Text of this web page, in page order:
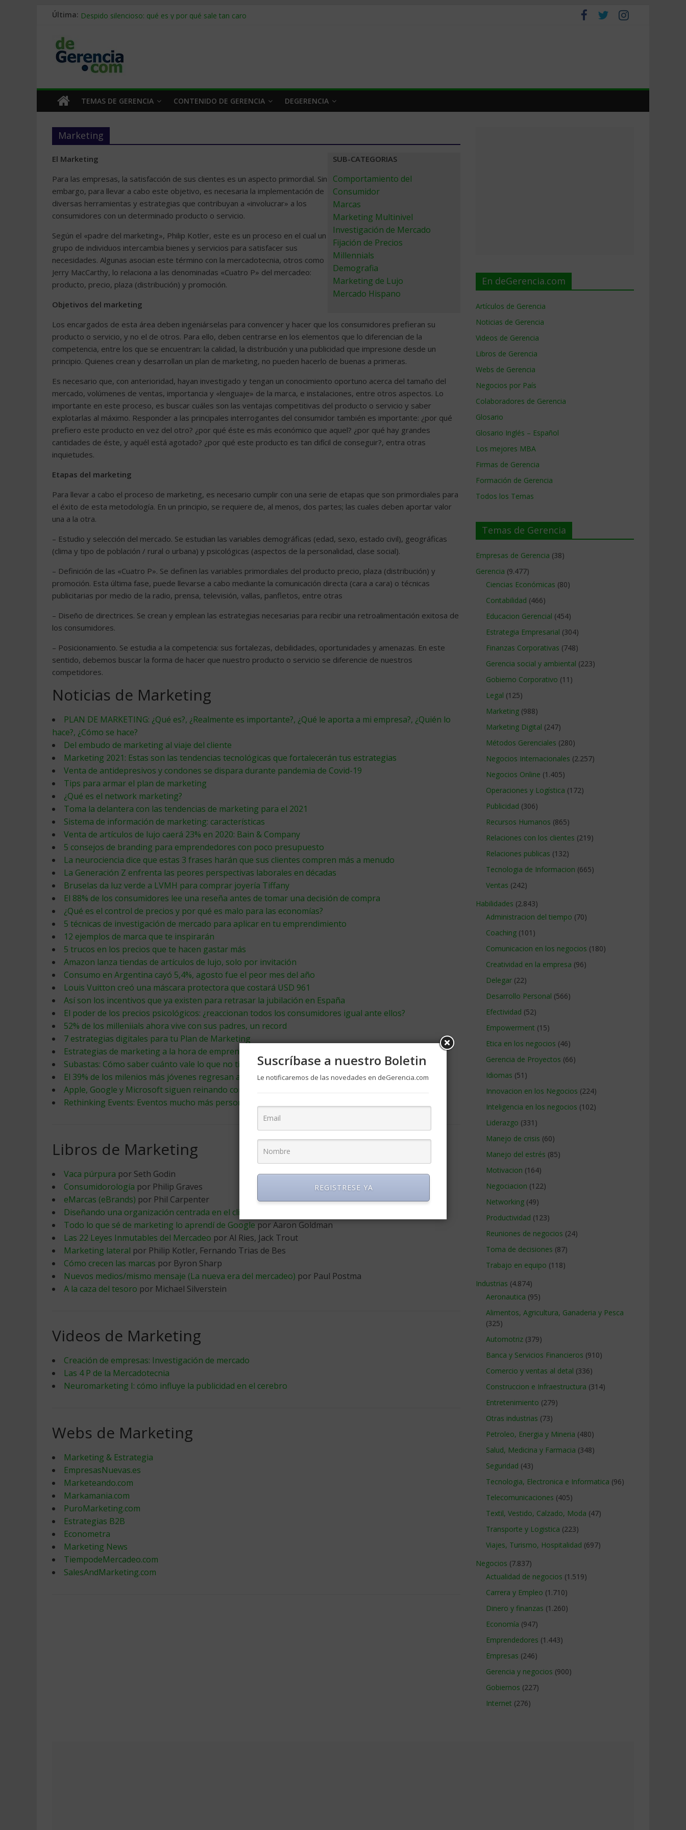
Última: Stablecoins para empresas: cómo pagar y cobrar en 2026
Trabajo forzoso en la cadena de suministro: qué hacer
Mercado hispano de EE. UU.: cómo segmentarlo y venderle
TEMAS DE GERENCIA CONTENIDO DE GERENCIA DEGERENCIA
Marketing
SUB-CATEGORIAS
Comportamiento del
Consumidor
Marcas
Marketing Multinivel
Investigación de Mercado
Fijación de Precios
Millennials
Demografia
Marketing de Lujo
Mercado Hispano
El Marketing
Para las empresas, la satisfacción de sus clientes es un aspecto primordial. Sin
embargo, para llevar a cabo este objetivo, es necesaria la implementación de
diversas herramientas y estrategias que contribuyan a «involucrar» a los
consumidores con un determinado producto o servicio.
Según el «padre del marketing», Philip Kotler, este es un proceso en el cual un
grupo de individuos intercambia bienes y servicios para satisfacer sus
necesidades. Algunas asocian este término con la mercadotecnia, otros como
Jerry MacCarthy, lo relaciona a las denominadas «Cuatro P» del mercadeo:
producto, precio, plaza (distribución) y promoción.
Objetivos del marketing
Los encargados de esta área deben ingeniárselas para convencer y hacer que los consumidores prefieran su
producto o servicio, y no el de otros. Para ello, deben centrarse en los elementos que lo diferencian de la
competencia, entre los que se encuentran: la calidad, la distribución y una publicidad que impresione desde un
principio. Quienes crean y desarrollan un plan de marketing, no pueden hacerlo de buenas a primeras.
Es necesario que, con anterioridad, hayan investigado y tengan un conocimiento oportuno acerca del tamaño del
mercado, volúmenes de ventas, importancia y «lenguaje» de la marca, e instalaciones, entre otros aspectos. Lo
importante en este proceso, es buscar cuáles son las ventajas competitivas del producto o servicio y saber
explotarlas al máximo. Responder a las principales interrogantes del consumidor también es importante: ¿por qué
prefiero este producto en vez del otro? ¿por qué éste es más económico que aquel? ¿por qué hay grandes
cantidades de éste, y aquél está agotado? ¿por qué este producto es tan difícil de conseguir?, entra otras
inquietudes.
Etapas del marketing
Para llevar a cabo el proceso de marketing, es necesario cumplir con una serie de etapas que son primordiales para
el éxito de esta metodología. En un principio, se requiere de, al menos, dos partes; las cuales deben aportar valor
una a la otra.
– Estudio y selección del mercado. Se estudian las variables demográficas (edad, sexo, estado civil), geográficas
(clima y tipo de población / rural o urbana) y psicológicas (aspectos de la personalidad, clase social).
– Definición de las «Cuatro P». Se definen las variables primordiales del producto precio, plaza (distribución) y
promoción. Esta última fase, puede llevarse a cabo mediante la comunicación directa (cara a cara) o técnicas
publicitarias por medio de la radio, prensa, televisión, vallas, panfletos, entre otras
– Diseño de directrices. Se crean y emplean las estrategias necesarias para recibir una retroalimentación exitosa de
los consumidores.
– Posicionamiento. Se estudia a la competencia: sus fortalezas, debilidades, oportunidades y amenazas. En este
sentido, debemos buscar la forma de hacer que nuestro producto o servicio se diferencie de nuestros
competidores.
Noticias de Marketing
PLAN DE MARKETING: ¿Qué es?, ¿Realmente es importante?, ¿Qué le aporta a mi empresa?, ¿Quién lo
hace?, ¿Cómo se hace?
Del embudo de marketing al viaje del cliente
Marketing 2021: Estas son las tendencias tecnológicas que fortalecerán tus estrategias
Venta de antidepresivos y condones se dispara durante pandemia de Covid-19
Tips para armar el plan de marketing
¿Qué es el network marketing?
Toma la delantera con las tendencias de marketing para el 2021
Sistema de información de marketing: características
Venta de artículos de lujo caerá 23% en 2020: Bain & Company
5 consejos de branding para emprendedores con poco presupuesto
La neurociencia dice que estas 3 frases harán que sus clientes compren más a menudo
La Generación Z enfrenta las peores perspectivas laborales en décadas
Bruselas da luz verde a LVMH para comprar joyería Tiffany
El 88% de los consumidores lee una reseña antes de tomar una decisión de compra
¿Qué es el control de precios y por qué es malo para las economías?
5 técnicas de investigación de mercado para aplicar en tu emprendimiento
12 ejemplos de marca que te inspirarán
5 trucos en los precios que te hacen gastar más
Amazon lanza tiendas de artículos de lujo, solo por invitación
Consumo en Argentina cayó 5,4%, agosto fue el peor mes del año
Louis Vuitton creó una máscara protectora que costará USD 961
Así son los incentivos que ya existen para retrasar la jubilación en España
El poder de los precios psicológicos: ¿reaccionan todos los consumidores igual ante ellos?
52% de los milleniials ahora vive con sus padres, un record
7 estrategias digitales para tu Plan de Marketing
Estrategias de marketing a la hora de emprender
Subastas: Cómo saber cuánto vale lo que no tiene precio
El 39% de los milenios más jóvenes regresan a vivir con sus padres
Apple, Google y Microsoft siguen reinando como las marcas más valiosas del mundo
Rethinking Events: Eventos mucho más personales y cada vez más digitales
Libros de Marketing
Vaca púrpura por Seth Godin
Consumidorología por Philip Graves
eMarcas (eBrands) por Phil Carpenter
Diseñando una organización centrada en el cliente
Todo lo que sé de marketing lo aprendí de Google por Aaron Goldman
Las 22 Leyes Inmutables del Mercadeo por Al Ries, Jack Trout
Marketing lateral por Philip Kotler, Fernando Trias de Bes
Cómo crecen las marcas por Byron Sharp
Nuevos medios/mismo mensaje (La nueva era del mercadeo) por Paul Postma
A la caza del tesoro por Michael Silverstein
Videos de Marketing
Creación de empresas: Investigación de mercado
Las 4 P de la Mercadotecnia
Neuromarketing I: cómo influye la publicidad en el cerebro
Webs de Marketing
Marketing & Estrategia
EmpresasNuevas.es
Marketeando.com
Markamania.com
PuroMarketing.com
Estrategias B2B
Econometra
Marketing News
TiempodeMercadeo.com
SalesAndMarketing.com
En deGerencia.com
Artículos de Gerencia
Noticias de Gerencia
Videos de Gerencia
Libros de Gerencia
Webs de Gerencia
Negocios por País
Colaboradores de Gerencia
Glosario
Glosario Inglés – Español
Los mejores MBA
Firmas de Gerencia
Formación de Gerencia
Todos los Temas
Temas de Gerencia
Empresas de Gerencia (38)
Gerencia (9.477)
Ciencias Económicas (80)
Contabilidad (466)
Educacion Gerencial (454)
Estrategia Empresarial (304)
Finanzas Corporativas (748)
Gerencia social y ambiental (223)
Gobierno Corporativo (11)
Legal (125)
Marketing (988)
Marketing Digital (247)
Métodos Gerenciales (280)
Negocios Internacionales (2.257)
Negocios Online (1.405)
Operaciones y Logística (172)
Publicidad (306)
Recursos Humanos (865)
Relaciones con los clientes (219)
Relaciones publicas (132)
Tecnologia de Informacion (665)
Ventas (242)
Habilidades (2.843)
Administracion del tiempo (70)
Coaching (101)
Comunicacion en los negocios (180)
Creatividad en la empresa (96)
Delegar (22)
Desarrollo Personal (566)
Efectividad (52)
Empowerment (15)
Etica en los negocios (46)
Gerencia de Proyectos (66)
Idiomas (51)
Innovacion en los Negocios (224)
Inteligencia en los negocios (102)
Liderazgo (331)
Manejo de crisis (60)
Manejo del estrés (85)
Motivacion (164)
Negociacion (122)
Networking (49)
Productividad (123)
Reuniones de negocios (24)
Toma de decisiones (87)
Trabajo en equipo (118)
Industrias (4.874)
Aeronautica (95)
Alimentos, Agricultura, Ganaderia y Pesca
(325)
Automotriz (379)
Banca y Servicios Financieros (910)
Comercio y ventas al detal (336)
Construccion e Infraestructura (314)
Entretenimiento (279)
Otras industrias (73)
Petroleo, Energia y Mineria (480)
Salud, Medicina y Farmacia (348)
Seguridad (43)
Tecnologia, Electronica e Informatica (96)
Telecomunicaciones (405)
Textil, Vestido, Calzado, Moda (47)
Transporte y Logistica (223)
Viajes, Turismo, Hospitalidad (697)
Negocios (7.837)
Actualidad de negocios (1.519)
Carrera y Empleo (1.710)
Dinero y finanzas (1.260)
Economía (947)
Emprendedores (1.443)
Empresas (246)
Gerencia y negocios (900)
Gobiernos (227)
Internet (276)
Suscríbase a nuestro Boletin
Le notificaremos de las novedades en deGerencia.com
REGISTRESE YA